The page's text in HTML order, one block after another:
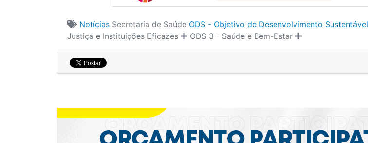
Notícias Secretaria de Saúde ODS - Objetivo de Desenvolvimento Sustentável
Justiça e Instituições Eficazes
ODS 3 - Saúde e Bem-Estar